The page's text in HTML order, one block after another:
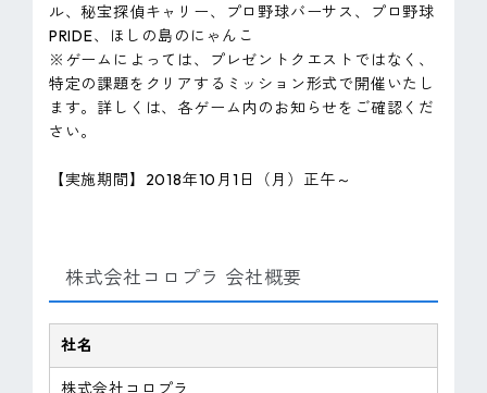
ル、秘宝探偵キャリー、プロ野球バーサス、プロ野球
PRIDE、ほしの島のにゃんこ
※ゲームによっては、プレゼントクエストではなく、
特定の課題をクリアするミッション形式で開催いたし
ます。詳しくは、各ゲーム内のお知らせをご確認くだ
さい。
【実施期間】2018年10月1日（月）正午～
株式会社コロプラ 会社概要
社名
株式会社コロプラ